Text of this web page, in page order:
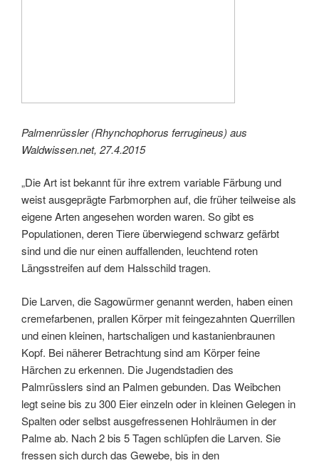
Palmenrüssler (Rhynchophorus ferrugineus) aus
Waldwissen.net, 27.4.2015
„Die Art ist bekannt für ihre extrem variable Färbung und
weist ausgeprägte Farbmorphen auf, die früher teilweise als
eigene Arten angesehen worden waren. So gibt es
Populationen, deren Tiere überwiegend schwarz gefärbt
sind und die nur einen auffallenden, leuchtend roten
Längsstreifen auf dem Halsschild tragen.
Die Larven, die Sagowürmer genannt werden, haben einen
cremefarbenen, prallen Körper mit feingezahnten Querrillen
und einen kleinen, hartschaligen und kastanienbraunen
Kopf. Bei näherer Betrachtung sind am Körper feine
Härchen zu erkennen. Die Jugendstadien des
Palmrüsslers sind an Palmen gebunden. Das Weibchen
legt seine bis zu 300 Eier einzeln oder in kleinen Gelegen in
Spalten oder selbst ausgefressenen Hohlräumen in der
Palme ab. Nach 2 bis 5 Tagen schlüpfen die Larven. Sie
fressen sich durch das Gewebe, bis in den